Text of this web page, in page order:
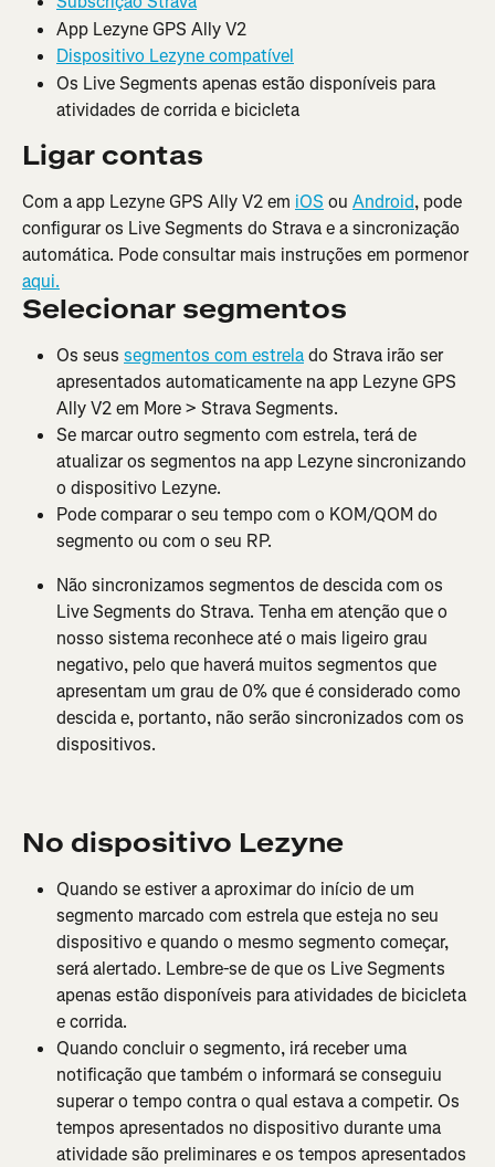
App Lezyne GPS Ally V2
Dispositivo Lezyne compatível
Os Live Segments apenas estão disponíveis para
atividades de corrida e bicicleta
Ligar contas
Com a app Lezyne GPS Ally V2 em iOS ou Android, pode
configurar os Live Segments do Strava e a sincronização
automática. Pode consultar mais instruções em pormenor
aqui.
Selecionar segmentos
Os seus segmentos com estrela do Strava irão ser
apresentados automaticamente na app Lezyne GPS
Ally V2 em More > Strava Segments.
Se marcar outro segmento com estrela, terá de
atualizar os segmentos na app Lezyne sincronizando
o dispositivo Lezyne.
Pode comparar o seu tempo com o KOM/QOM do
segmento ou com o seu RP.
Não sincronizamos segmentos de descida com os
Live Segments do Strava. Tenha em atenção que o
nosso sistema reconhece até o mais ligeiro grau
negativo, pelo que haverá muitos segmentos que
apresentam um grau de 0% que é considerado como
descida e, portanto, não serão sincronizados com os
dispositivos.
No dispositivo Lezyne
Quando se estiver a aproximar do início de um
segmento marcado com estrela que esteja no seu
dispositivo e quando o mesmo segmento começar,
será alertado. Lembre-se de que os Live Segments
apenas estão disponíveis para atividades de bicicleta
e corrida.
Quando concluir o segmento, irá receber uma
notificação que também o informará se conseguiu
superar o tempo contra o qual estava a competir. Os
tempos apresentados no dispositivo durante uma
atividade são preliminares e os tempos apresentados